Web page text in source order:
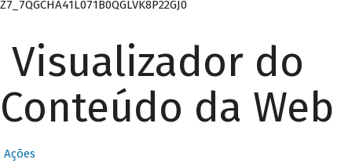
Z7_7QGCHA41L071B0QGLVK8P22GJ0
Visualizador do
Conteúdo da Web
Ações